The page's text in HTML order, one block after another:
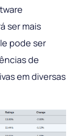
ser mais
pode ser
de
em diversas